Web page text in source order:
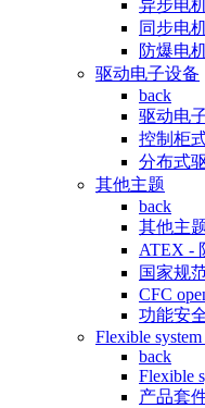
异步电
同步电
防爆电
驱动电子设备
back
驱动电
控制柜
分布式
其他主题
back
其他主
ATEX -
国家规
CFC
功能安
Flexible
back
Flexible
产品套